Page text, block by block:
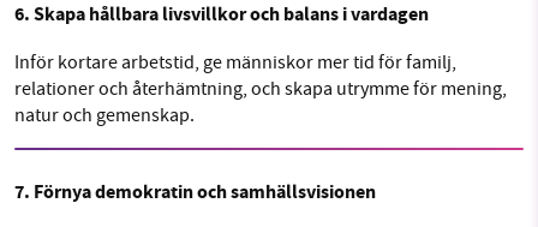
6. Skapa hållbara livsvillkor och balans i vardagen
Inför kortare arbetstid, ge människor mer tid för familj,
relationer och återhämtning, och skapa utrymme för mening,
natur och gemenskap.
7. Förnya demokratin och samhällsvisionen